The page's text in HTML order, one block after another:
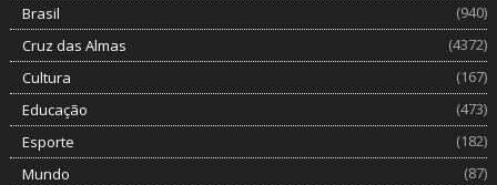
Brasil
(940)
Cruz das Almas
(4372)
Cultura
(167)
Educação
(473)
Esporte
(182)
Mundo
(87)